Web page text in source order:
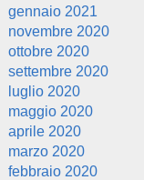
gennaio 2021
novembre 2020
ottobre 2020
settembre 2020
luglio 2020
maggio 2020
aprile 2020
marzo 2020
febbraio 2020